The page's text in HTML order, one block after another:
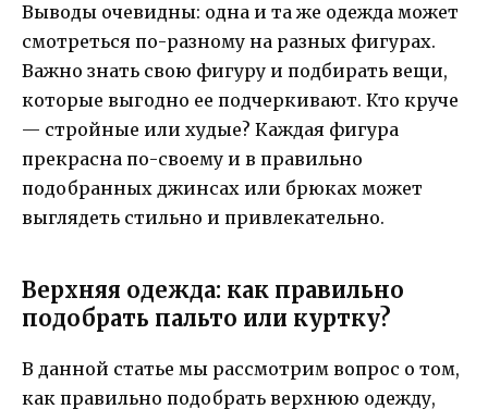
Выводы очевидны: одна и та же одежда может
смотреться по-разному на разных фигурах.
Важно знать свою фигуру и подбирать вещи,
которые выгодно ее подчеркивают. Кто круче
— стройные или худые? Каждая фигура
прекрасна по-своему и в правильно
подобранных джинсах или брюках может
выглядеть стильно и привлекательно.
Верхняя одежда: как правильно
подобрать пальто или куртку?
В данной статье мы рассмотрим вопрос о том,
как правильно подобрать верхнюю одежду,